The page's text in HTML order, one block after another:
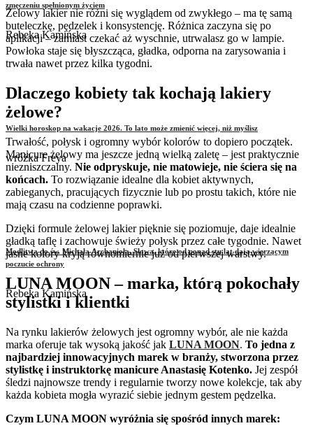
zmęczeniu spełnionym życiem
Rebeka Kamińska
Wielki horoskop na wakacje 2026. To lato może zmienić więcej, niż myślisz
wróżka Freya
Modlitwa do św. Michała Archanioła. Słowa, które od ponad stu lat dają wierzącym
poczucie ochrony
Rebeka Kamińska
Żelowy lakier nie różni się wyglądem od zwykłego – ma tę samą
buteleczkę, pędzelek i konsystencję. Różnica zaczyna się po
aplikacji – zamiast czekać aż wyschnie, utrwalasz go w lampie.
Powłoka staje się błyszcząca, gładka, odporna na zarysowania i
trwała nawet przez kilka tygodni.
Dlaczego kobiety tak kochają lakiery
żelowe?
Trwałość, połysk i ogromny wybór kolorów to dopiero początek.
Manicure żelowy ma jeszcze jedną wielką zaletę – jest praktycznie
niezniszczalny. Nie odpryskuje, nie matowieje, nie ściera się na
końcach. To rozwiązanie idealne dla kobiet aktywnych,
zabieganych, pracujących fizycznie lub po prostu takich, które nie
mają czasu na codzienne poprawki.
Dzięki formule żelowej lakier pięknie się poziomuje, daje idealnie
gładką taflę i zachowuje świeży połysk przez całe tygodnie. Nawet
jasne kolory kryją równomiernie już od pierwszej warstwy.
LUNA MOON – marka, którą pokochały
stylistki i klientki
Na rynku lakierów żelowych jest ogromny wybór, ale nie każda
marka oferuje tak wysoką jakość jak LUNA MOON. To jedna z
najbardziej innowacyjnych marek w branży, stworzona przez
stylistkę i instruktorkę manicure Anastasię Kotenko. Jej zespół
śledzi najnowsze trendy i regularnie tworzy nowe kolekcje, tak aby
każda kobieta mogła wyrazić siebie jednym gestem pędzelka.
Czym LUNA MOON wyróżnia się spośród innych marek: